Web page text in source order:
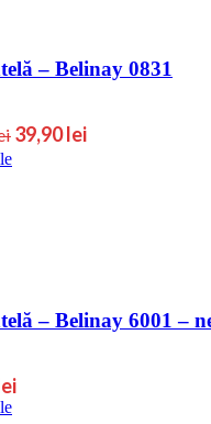
– Belinay 0831
39,90lei
– Belinay 6001 –